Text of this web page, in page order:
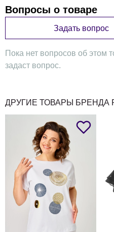
Вопросы о товаре
Задать вопрос
Пока нет вопросов об этом
задаст вопрос.
ДРУГИЕ ТОВАРЫ БРЕНДА